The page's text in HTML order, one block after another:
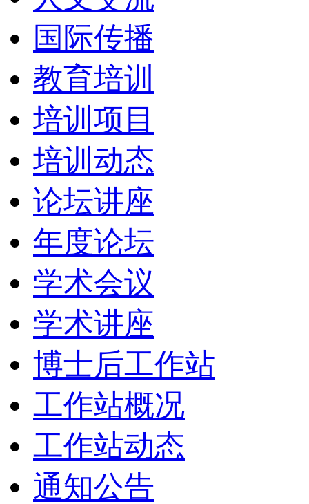
国际传播
教育培训
培训项目
培训动态
论坛讲座
年度论坛
学术会议
学术讲座
博士后工作站
工作站概况
工作站动态
通知公告